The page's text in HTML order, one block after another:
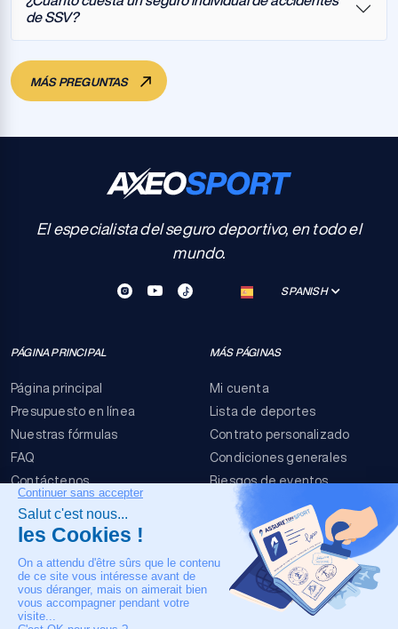
de SSV?
MÁS PREGUNTAS
El especialista del seguro deportivo, en todo el
mundo.
SPANISH
PÁGINA PRINCIPAL
Página principal
Presupuesto en línea
Nuestras fórmulas
FAQ
Contáctenos
MÁS PÁGINAS
Mi cuenta
Lista de deportes
Contrato personalizado
Condiciones generales
Riesgos de eventos
Menciones legales
NUESTRO CONTACTO
+33 4 90 63 34 07
Asistencia médica 24